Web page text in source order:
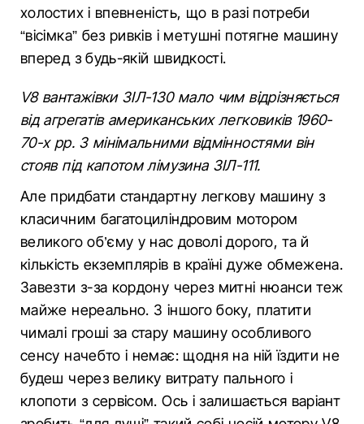
холостих і впевненість, що в разі потреби
“вісімка” без ривків і метушні потягне машину
вперед з будь-якій швидкості.
V8 вантажівки ЗІЛ-130 мало чим відрізняється
від агрегатів американських легковиків 1960-
70-х рр. З мінімальними відмінностями він
стояв під капотом лімузина ЗІЛ-111.
Але придбати стандартну легкову машину з
класичним багатоциліндровим мотором
великого об’єму у нас доволі дорого, та й
кількість екземплярів в країні дуже обмежена.
Завезти з-за кордону через митні нюанси теж
майже нереально. З іншого боку, платити
чималі гроші за стару машину особливого
сенсу начебто і немає: щодня на ній їздити не
будеш через велику витрату пального і
клопоти з сервісом. Ось і залишається варіант